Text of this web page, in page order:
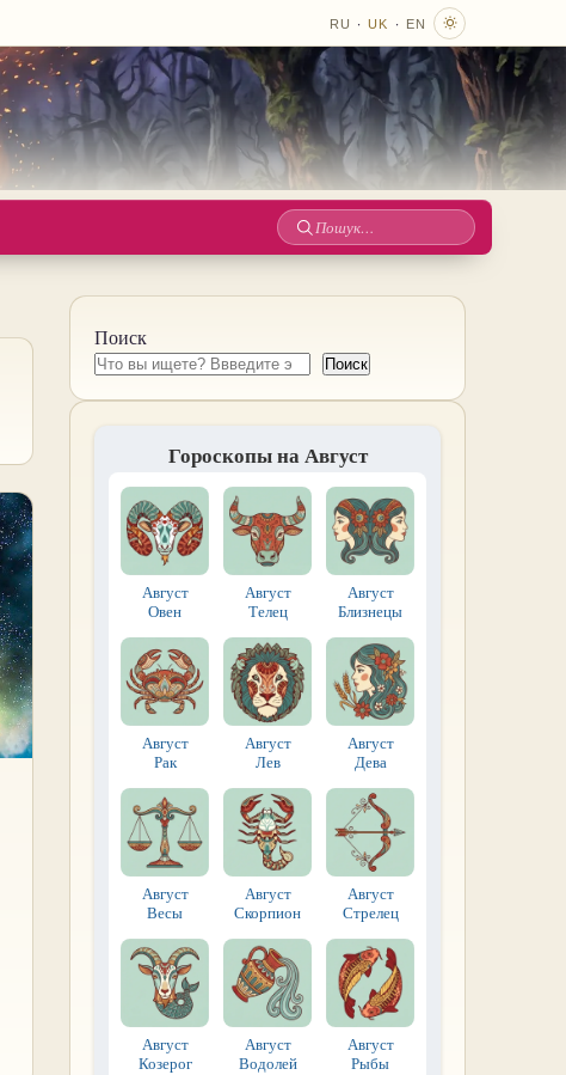
RU · UK · EN
Пошук
Поиск
Поиск
Гороскопы на Август
Август
Овен
Август
Телец
Август
Близнецы
Август
Рак
Август
Лев
Август
Дева
Август
Весы
Август
Скорпион
Август
Стрелец
Август
Козерог
Август
Водолей
Август
Рыбы